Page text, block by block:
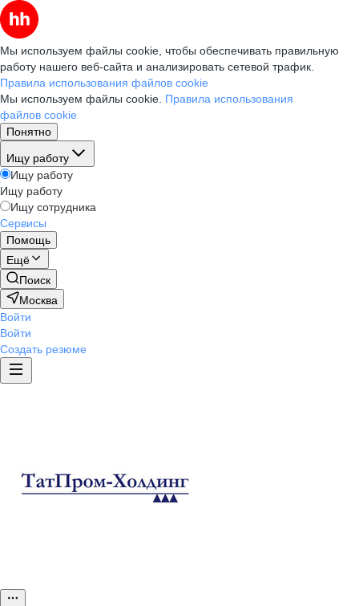
Мы используем файлы cookie, чтобы обеспечивать правильную
работу нашего веб-сайта и анализировать сетевой трафик.
Правила использования файлов cookie
Мы используем файлы cookie. Правила использования
файлов cookie
Понятно
Ищу работу
Ищу работу
Ищу работу
Ищу сотрудника
Сервисы
Помощь
Ещё
Поиск
Москва
Войти
Войти
Создать резюме